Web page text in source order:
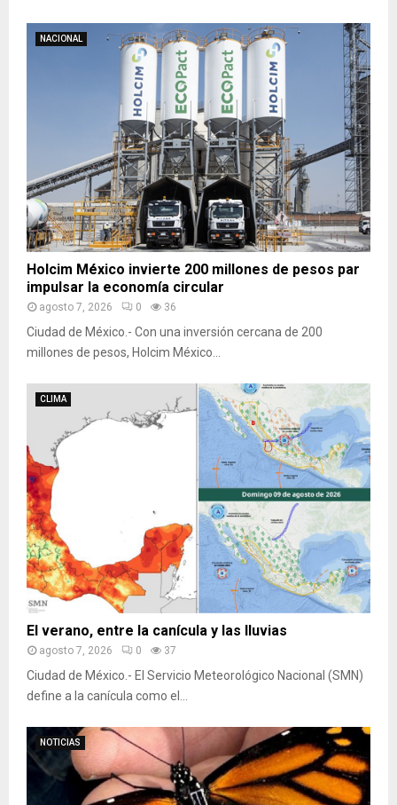
NACIONAL
Holcim México invierte 200 millones de pesos par
impulsar la economía circular
agosto 7, 2026 0 36
Ciudad de México.- Con una inversión cercana de 200
millones de pesos, Holcim México...
CLIMA
El verano, entre la canícula y las lluvias
agosto 7, 2026 0 37
Ciudad de México.- El Servicio Meteorológico Nacional (SMN)
define a la canícula como el...
NOTICIAS